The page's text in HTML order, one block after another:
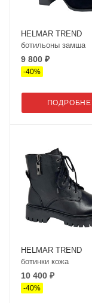
HELMAR TREND
ботильоны замша
9 800 ₽
-40%
HELMAR TREND
ботинки кожа
10 400 ₽
-40%